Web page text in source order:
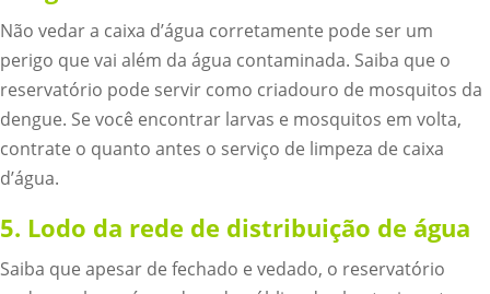
Não vedar a caixa d’água corretamente pode ser um
perigo que vai além da água contaminada. Saiba que o
reservatório pode servir como criadouro de mosquitos da
dengue. Se você encontrar larvas e mosquitos em volta,
contrate o quanto antes o serviço de limpeza de caixa
d’água.
5. Lodo da rede de distribuição de água
Saiba que apesar de fechado e vedado, o reservatório